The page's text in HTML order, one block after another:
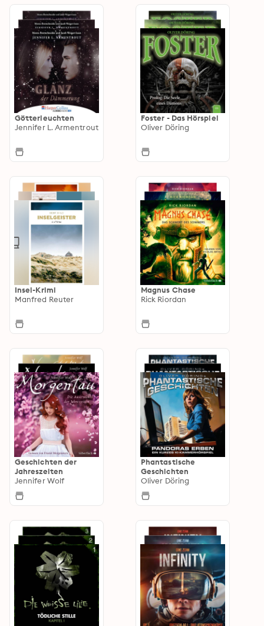
Götterleuchten
Jennifer L. Armentrout
Foster - Das Hörspiel
Oliver Döring
Insel-Krimi
Manfred Reuter
Magnus Chase
Rick Riordan
Geschichten der
Jahreszeiten
Jennifer Wolf
Phantastische
Geschichten
Oliver Döring